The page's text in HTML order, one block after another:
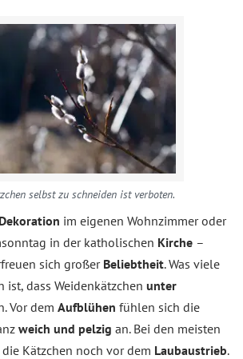
selbst zu schneiden ist verboten.
Dekoration im eigenen Wohnzimmer oder
in der katholischen Kirche –
sich großer Beliebtheit. Was viele
ist, dass Weidenkätzchen unter
Vor dem Aufblühen fühlen sich die
weich und pelzig an. Bei den meisten
Kätzchen noch vor dem Laubaustrieb.